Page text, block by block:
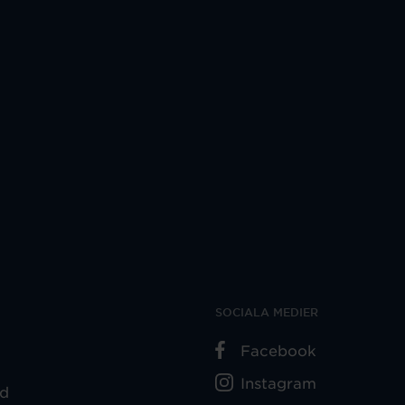
SOCIALA MEDIER
Facebook
Instagram